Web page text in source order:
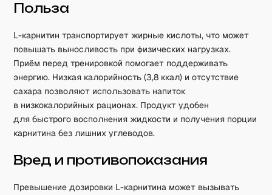
Польза
L-карнитин транспортирует жирные кислоты, что может
повышать выносливость при физических нагрузках.
Приём перед тренировкой помогает поддерживать
энергию. Низкая калорийность (3,8 ккал) и отсутствие
сахара позволяют использовать напиток
в низкокалорийных рационах. Продукт удобен
для быстрого восполнения жидкости и получения порции
карнитина без лишних углеводов.
Вред и противопоказания
Превышение дозировки L-карнитина может вызывать